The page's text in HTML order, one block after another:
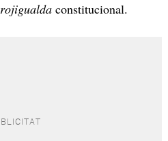
rojigualda constitucional.